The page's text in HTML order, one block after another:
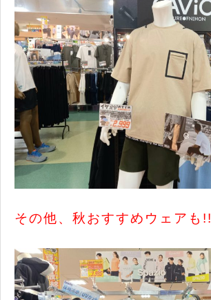
その他、秋おすすめウェアも!!